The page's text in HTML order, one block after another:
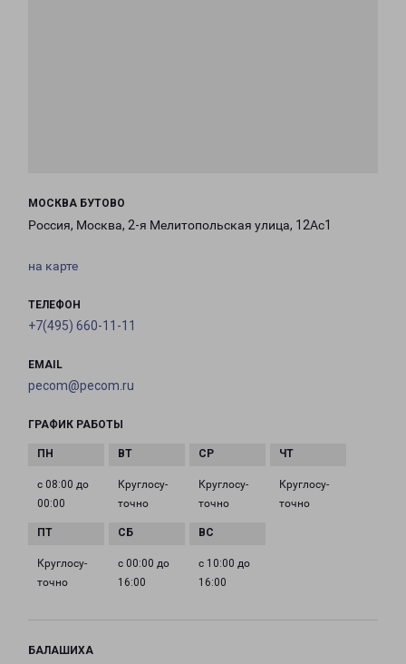
МОСКВА БУТОВО
Россия, Москва, 2-я Мелитопольская улица, 12Ас1
на карте
ТЕЛЕФОН
+7(495) 660-11-11
EMAIL
pecom@pecom.ru
ГРАФИК РАБОТЫ
с 08:00 до
00:00
Круглосу­
точно
Круглосу­
точно
Круглосу­
точно
Круглосу­
точно
с 00:00 до
16:00
с 10:00 до
16:00
БАЛАШИХА